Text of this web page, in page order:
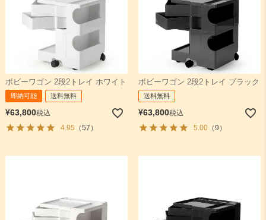
ボビーワゴン 2段2トレイ ホワイト
即納可能 送料無料
¥63,800税込
4.95 （57）
ボビーワゴン 2段2トレイ ブラック
送料無料
¥63,800税込
5.00（9）